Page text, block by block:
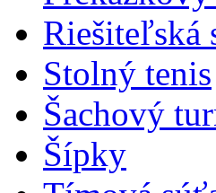
Riešiteľská
Stolný tenis
Šachový
Šípky